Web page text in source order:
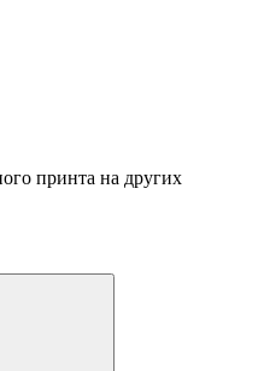
принта на других